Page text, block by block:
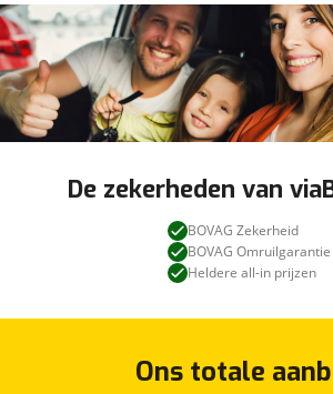
De zekerheden van
BOVAG Zekerheid
BOVAG Omruilgarantie
Heldere all-in prijzen
Ons totale